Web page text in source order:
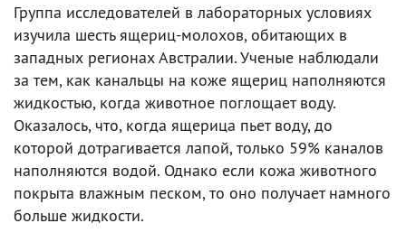
Группа исследователей в лабораторных условиях
изучила шесть ящериц-молохов, обитающих в
западных регионах Австралии. Ученые наблюдали
за тем, как канальцы на коже ящериц наполняются
жидкостью, когда животное поглощает воду.
Оказалось, что, когда ящерица пьет воду, до
которой дотрагивается лапой, только 59% каналов
наполняются водой. Однако если кожа животного
покрыта влажным песком, то оно получает намного
больше жидкости.